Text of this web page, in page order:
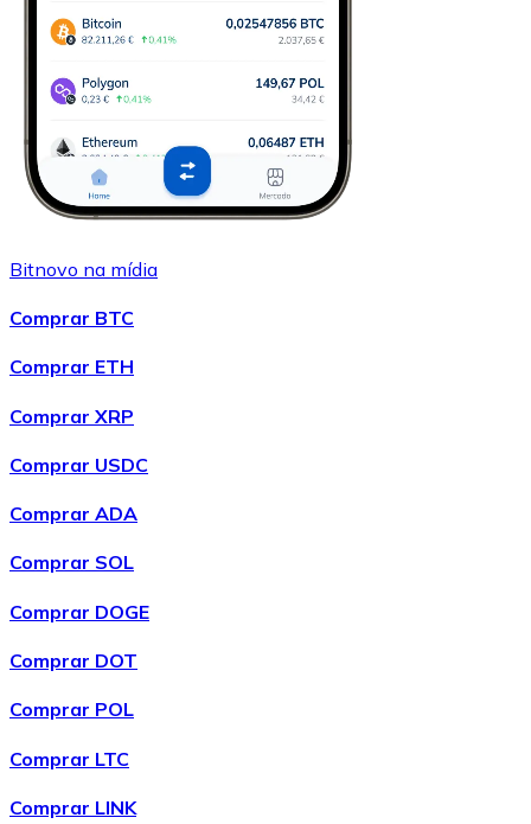
Bitnovo na mídia
Comprar BTC
Comprar ETH
Comprar XRP
Comprar USDC
Comprar ADA
Comprar SOL
Comprar DOGE
Comprar DOT
Comprar POL
Comprar LTC
Comprar LINK